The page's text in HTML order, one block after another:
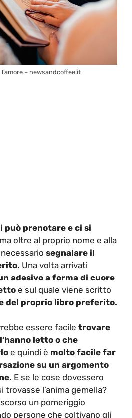
– newsandcoffee.it
può prenotare e ci si
ma oltre al proprio nome e alla
segnalare il
Una volta arrivati
adesivo a forma di cuore
e sul quale viene scritto
del proprio libro preferito.
essere facile trovare
letto o che
e quindi è molto facile far
su un argomento
E se le cose dovessero
trovasse l’anima gemella?
un pomeriggio
persone che coltivano gli